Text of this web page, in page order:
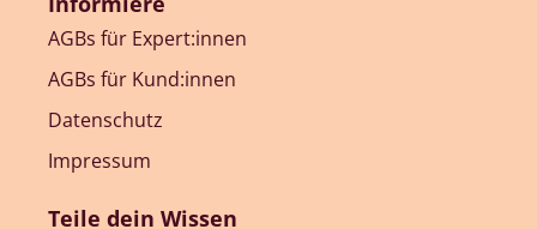
AGBs für Expert:innen
AGBs für Kund:innen
Datenschutz
Impressum
Teile dein Wissen